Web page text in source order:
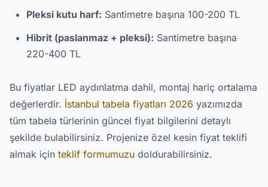
Pleksi kutu harf: Santimetre başına 100-200 TL
Hibrit (paslanmaz + pleksi): Santimetre başına
220-400 TL
Bu fiyatlar LED aydınlatma dahil, montaj hariç ortalama
değerlerdir. İstanbul tabela fiyatları 2026 yazımızda
tüm tabela türlerinin güncel fiyat bilgilerini detaylı
şekilde bulabilirsiniz. Projenize özel kesin fiyat teklifi
almak için teklif formumuzu doldurabilirsiniz.